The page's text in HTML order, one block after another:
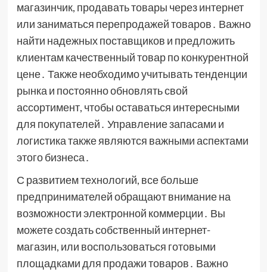
магазинчик, продавать товары через интернет
или заниматься перепродажей товаров․ Важно
найти надежных поставщиков и предложить
клиентам качественный товар по конкурентной
цене․ Также необходимо учитывать тенденции
рынка и постоянно обновлять свой
ассортимент, чтобы оставаться интересными
для покупателей․ Управление запасами и
логистика также являются важными аспектами
этого бизнеса․
С развитием технологий, все больше
предпринимателей обращают внимание на
возможности электронной коммерции․ Вы
можете создать собственный интернет-
магазин, или воспользоваться готовыми
площадками для продажи товаров․ Важно